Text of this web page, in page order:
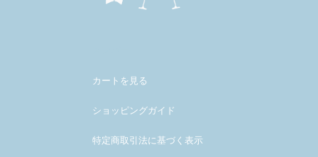
カートを見る
ショッピングガイド
特定商取引法に基づく表示